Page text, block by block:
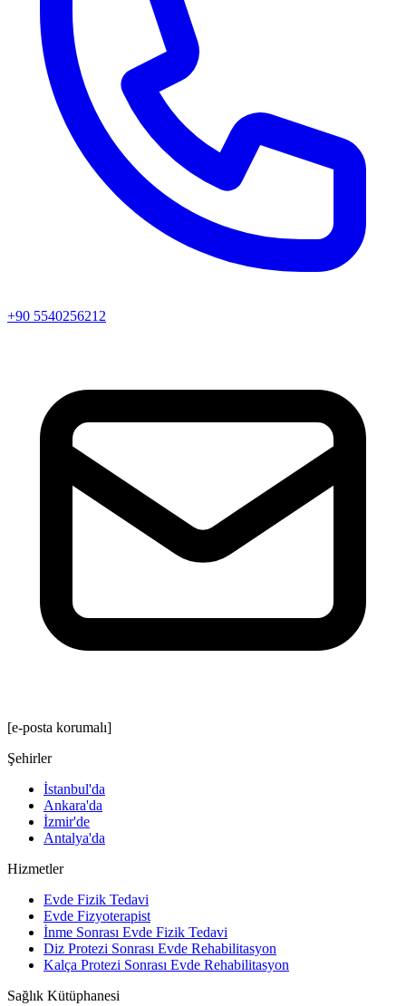
+90 5540256212
[e-posta korumalı]
Şehirler
İstanbul'da
Ankara'da
İzmir'de
Antalya'da
Hizmetler
Evde Fizik Tedavi
Evde Fizyoterapist
İnme Sonrası Evde Fizik Tedavi
Diz Protezi Sonrası Evde Rehabilitasyon
Kalça Protezi Sonrası Evde Rehabilitasyon
Sağlık Kütüphanesi